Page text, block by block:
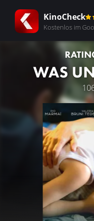
KinoCheck
Kostenlos im
WAS